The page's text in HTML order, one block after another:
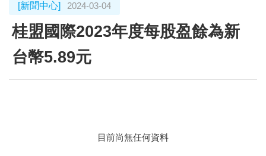
[新聞中心] 2024-03-04
桂盟國際2023年度每股盈餘為新
台幣5.89元
目前尚無任何資料